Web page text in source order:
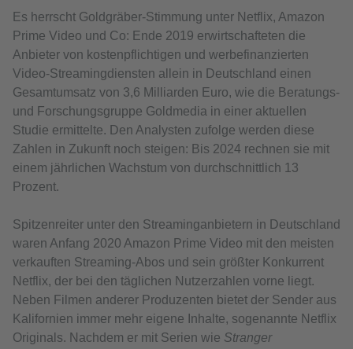
Es herrscht Goldgräber-Stimmung unter Netflix, Amazon
Prime Video und Co: Ende 2019 erwirtschafteten die
Anbieter von kostenpflichtigen und werbefinanzierten
Video-Streamingdiensten allein in Deutschland einen
Gesamtumsatz von 3,6 Milliarden Euro, wie die Beratungs-
und Forschungsgruppe Goldmedia in einer aktuellen
Studie ermittelte. Den Analysten zufolge werden diese
Zahlen in Zukunft noch steigen: Bis 2024 rechnen sie mit
einem jährlichen Wachstum von durchschnittlich 13
Prozent.
Spitzenreiter unter den Streaminganbietern in Deutschland
waren Anfang 2020 Amazon Prime Video mit den meisten
verkauften Streaming-Abos und sein größter Konkurrent
Netflix, der bei den täglichen Nutzerzahlen vorne liegt.
Neben Filmen anderer Produzenten bietet der Sender aus
Kalifornien immer mehr eigene Inhalte, sogenannte Netflix
Originals. Nachdem er mit Serien wie Stranger